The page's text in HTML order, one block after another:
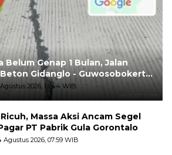
Belum Genap 1 Bulan, Jalan
Gidanglo - Guwosobokerto
Pecah2026, 13:44 WIB
Massa Aksi Ancam Segel
PT Pabrik Gula Gorontalo
Agustus 2026, 07:59 WIB